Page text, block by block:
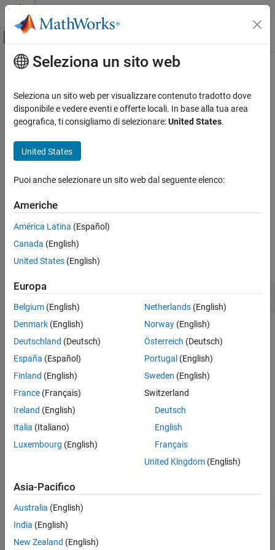
Vai al contenuto
Attiva/disattiva menu di navigazione
Pagina iniziale della documentazione
Polyspace Bug Finder
Reviewing and Reporting Results
Polyspace Bug Finder Results
ISO/IEC TS 17961 [padcomp]
ON THIS PAGE
Description
Examples
Version History
See Also
Contenuto principale
ISO/IEC TS 17961 [padcomp]
Comparison of padding data
Description
This checker checks forMemory comparison of padding data.
Examples
expand all
Memory comparison of padding data
Check Information
Decidability:Undecidable
Version History
Introduced in R2019a
See Also
Check ISO/IEC TS 17961 (-iso-17961)
Check for and Review Coding Standard Violations
1Extracts from the standard "ISO/IEC TS 17961 Technical
Specification - 2013-11-15" are reproduced with the agreement of
Seleziona un sito web
Seleziona un sito web per visualizzare contenuto tradotto dove
disponibile e vedere eventi e offerte locali. In base alla tua area
geografica, ti consigliamo di selezionare:United States.
United States
Puoi anche selezionare un sito web dal seguente elenco:
Americhe
América Latina (Español)
Canada (English)
United States (English)
Europa
Belgium (English)
Denmark (English)
Deutschland (Deutsch)
España (Español)
Finland (English)
France (Français)
Ireland (English)
Italia (Italiano)
Luxembourg (English)
Netherlands(English)
Norway(English)
Österreich (Deutsch)
Portugal (English)
Sweden (English)
Switzerland
Deutsch
English
Français
United Kingdom(English)
Asia-Pacifico
Australia (English)
India (English)
New Zealand (English)